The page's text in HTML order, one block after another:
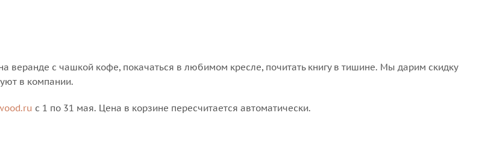
веранде с чашкой кофе, покачаться в любимом кресле, почитать книгу в тишине. Мы дарим скидку
в компании.
с 1 по 31 мая. Цена в корзине пересчитается автоматически.